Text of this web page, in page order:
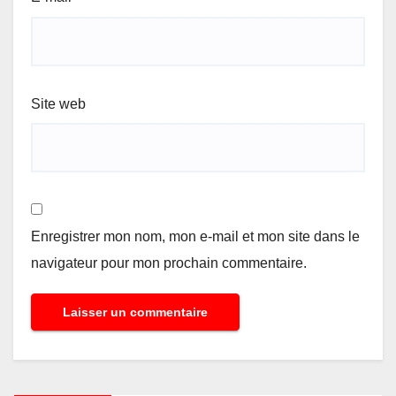
Site web
Enregistrer mon nom, mon e-mail et mon site dans le
navigateur pour mon prochain commentaire.